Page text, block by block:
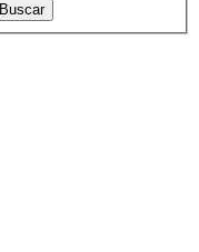
Buscar